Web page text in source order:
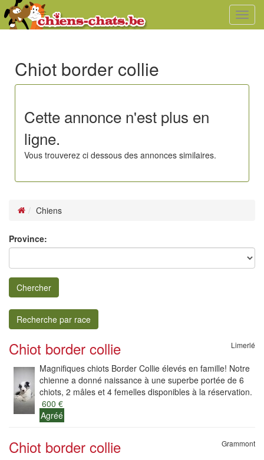
Chiot border collie
Cette annonce n'est plus en
ligne.
Vous trouverez ci dessous des annonces similaires.
Chiens
Province:
Chercher
Recherche par race
Chiot border collie Limerlé
Magnifiques chiots Border Collie élevés en famille! Notre
chienne a donné naissance à une superbe portée de 6
chiots, 2 mâles et 4 femelles disponibles à la réservation.
600 €
Agréé
Chiot border collie Grammont